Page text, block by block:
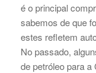
é o principal
sabemos de que
estes refletem
No passado,
de petróleo para